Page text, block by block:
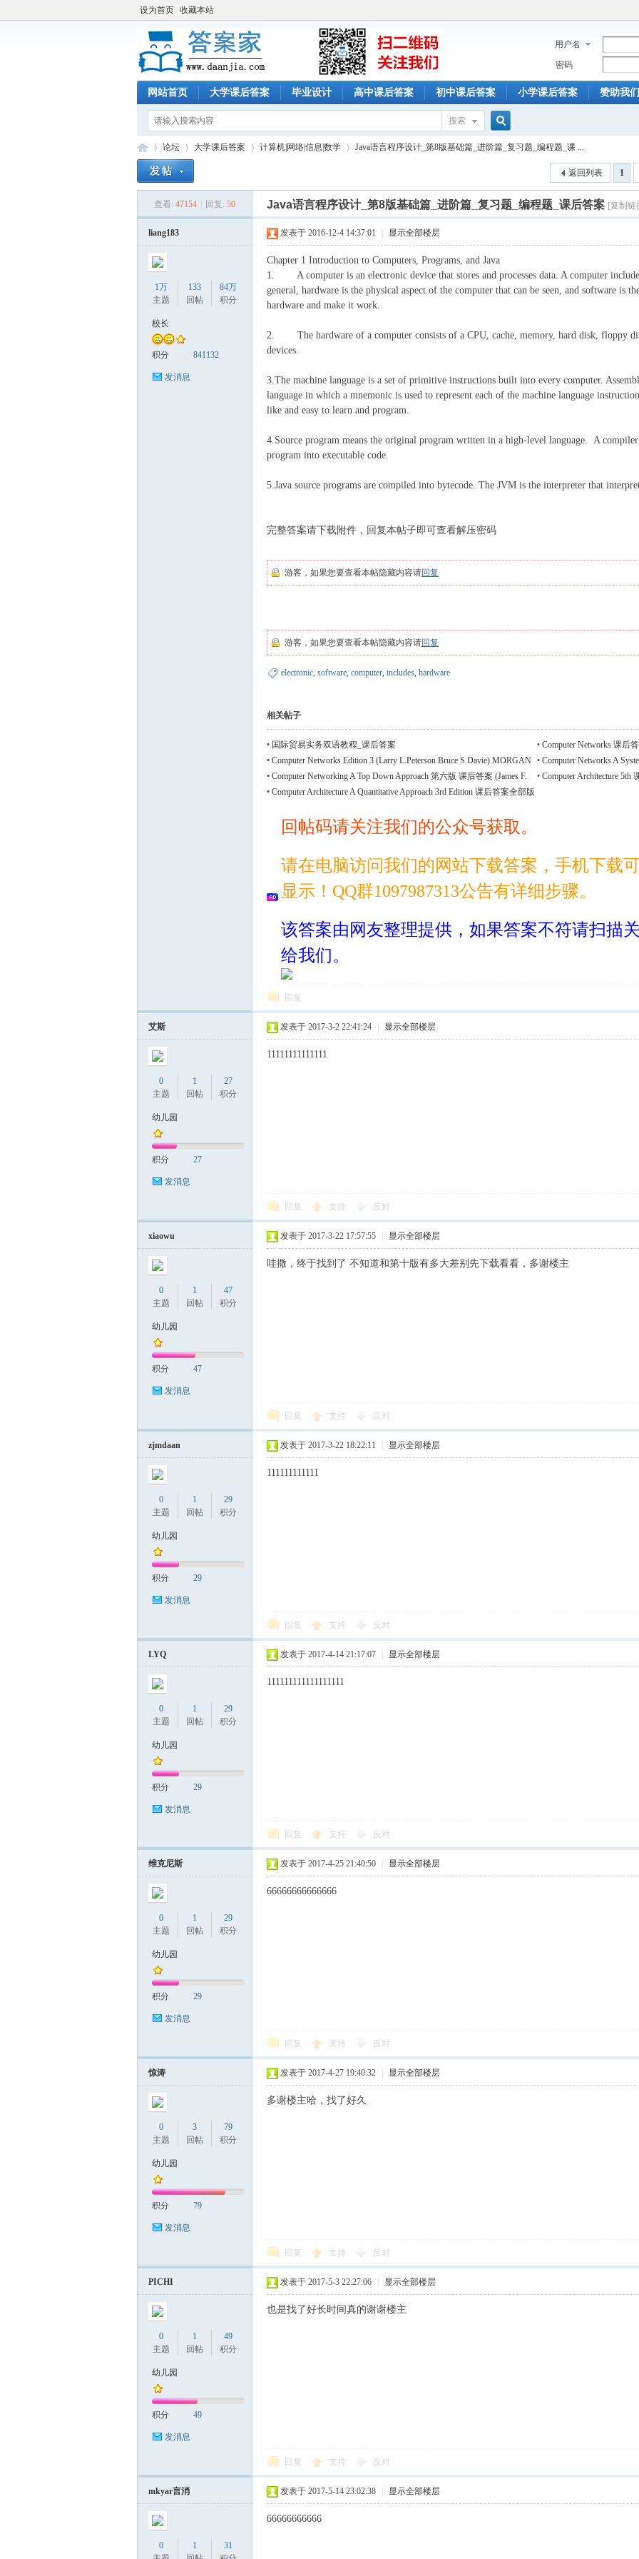
设为首页 收藏本站
用户名
密码
网站首页 大学课后答案 毕业设计 高中课后答案 初中课后答案 小学课后答案 赞助我们
搜索
搜
索
论坛
›
大学课后答案 计算机|网络|信息|数学
›
Java语言程序设计_第8版基础篇_进阶篇_复习题_编程题_课 ...
1
返回列表
查看: 47154 回复: 50 Java语言程序设计_第8版基础篇_进阶篇_复习题_编程题_课后答案 [复制链
liang183
1万
主题
133
回帖
84万
积分
校长
积分 841132
发消息
发表于 2016-12-4 14:37:01 显示全部楼层
Chapter 1 Introduction to Computers, Programs, and Java
1. A computer is an electronic device that stores and processes data. A computer
general, hardware is the physical aspect of the computer that can be seen, and software is
hardware and make it work.
2. The hardware of a computer consists of a CPU, cache, memory, hard disk, floppy
devices.
3.The machine language is a set of primitive instructions built into every computer.
language in which a mnemonic is used to represent each of the machine language
like and easy to learn and program.
4.Source program means the original program written in a high-level language. A compiler
program into executable code.
5.Java source programs are compiled into bytecode. The JVM is the interpreter that
完整答案请下载附件，回复本帖子即可查看解压密码
游客，如果您要查看本帖隐藏内容请回复
游客，如果您要查看本帖隐藏内容请回复
electronic, software, computer, includes, hardware
相关帖子
• 国际贸易实务双语教程_课后答案 • Computer Networks 课后
• Computer Networks Edition 3 (Larry L.Peterson Bruce S.Davie) MORGAN
KAUFMANN P
• Computer Networks A
版本答案集
• Computer Networking A Top Down Approach 第六版 课后答案 (James F.
Kurose)全部版本答案集
• Computer Architecture 5th
• Computer Architecture A Quantitative Approach 3rd Edition 课后答案全部版
回帖码请关注我们的公众号获取。
请在电脑访问我们的网站下载答案，手机下载
显示！QQ群1097987313公告有详细步骤。
该答案由网友整理提供，如果答案不符请扫描
给我们。
回复
艾斯
0
主题
1
回帖
27
积分
幼儿园
积分 27
发消息
发表于 2017-3-2 22:41:24 显示全部楼层
11111111111111
回复 支持 反对
xiaowu
0
主题
1
回帖
47
积分
幼儿园
积分 47
发消息
发表于 2017-3-22 17:57:55 显示全部楼层
哇撒，终于找到了 不知道和第十版有多大差别先下载看看，多谢楼主
回复 支持 反对
zjmdaan
0
主题
1
回帖
29
积分
幼儿园
积分 29
发消息
发表于 2017-3-22 18:22:11 显示全部楼层
111111111111
回复 支持 反对
LYQ
0
主题
1
回帖
29
积分
幼儿园
积分 29
发消息
发表于 2017-4-14 21:17:07 显示全部楼层
111111111111111111
回复 支持 反对
维克尼斯
0
主题
1
回帖
29
积分
幼儿园
积分 29
发消息
发表于 2017-4-25 21:40:50 显示全部楼层
66666666666666
回复 支持 反对
惊涛
0
主题
3
回帖
79
积分
幼儿园
积分 79
发消息
发表于 2017-4-27 19:40:32 显示全部楼层
多谢楼主哈，找了好久
回复 支持 反对
PICHI
0
主题
1
回帖
49
积分
幼儿园
积分 49
发消息
发表于 2017-5-3 22:27:06 显示全部楼层
也是找了好长时间真的谢谢楼主
回复 支持 反对
mkyar言消
0
1
31
发表于 2017-5-14 23:02:38 显示全部楼层
66666666666